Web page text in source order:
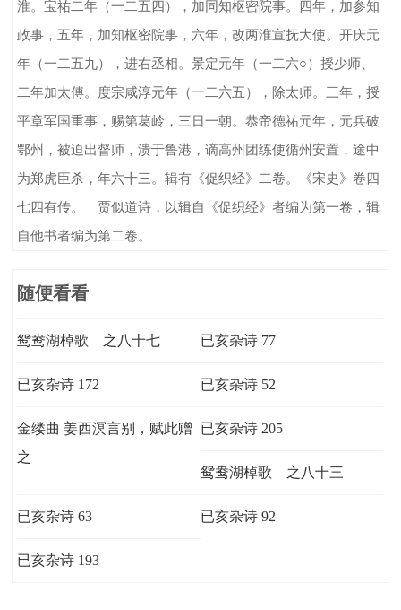
淮。宝祐二年（一二五四），加同知枢密院事。四年，加参知
政事，五年，加知枢密院事，六年，改两淮宣抚大使。开庆元
年（一二五九），进右丞相。景定元年（一二六○）授少师、
二年加太傅。度宗咸淳元年（一二六五），除太师。三年，授
平章军国重事，赐第葛岭，三日一朝。恭帝德祐元年，元兵破
鄂州，被迫出督师，溃于鲁港，谪高州团练使循州安置，途中
为郑虎臣杀，年六十三。辑有《促织经》二卷。《宋史》卷四
七四有传。 贾似道诗，以辑自《促织经》者编为第一卷，辑
自他书者编为第二卷。
随便看看
鸳鸯湖棹歌 之八十七 已亥杂诗 77
已亥杂诗 172 已亥杂诗 52
金缕曲 姜西溟言别，赋此赠
之
已亥杂诗 205
鸳鸯湖棹歌 之八十三
已亥杂诗 63 已亥杂诗 92
已亥杂诗 193